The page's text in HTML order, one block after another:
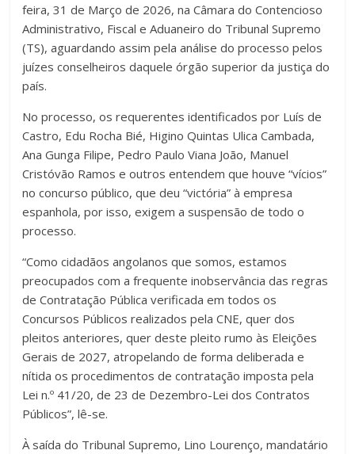
feira, 31 de Março de 2026, na Câmara do Contencioso
Administrativo, Fiscal e Aduaneiro do Tribunal Supremo
(TS), aguardando assim pela análise do processo pelos
juízes conselheiros daquele órgão superior da justiça do
país.
No processo, os requerentes identificados por Luís de
Castro, Edu Rocha Bié, Higino Quintas Ulica Cambada,
Ana Gunga Filipe, Pedro Paulo Viana João, Manuel
Cristóvão Ramos e outros entendem que houve “vícios”
no concurso público, que deu “victória” à empresa
espanhola, por isso, exigem a suspensão de todo o
processo.
“Como cidadãos angolanos que somos, estamos
preocupados com a frequente inobservância das regras
de Contratação Pública verificada em todos os
Concursos Públicos realizados pela CNE, quer dos
pleitos anteriores, quer deste pleito rumo às Eleições
Gerais de 2027, atropelando de forma deliberada e
nítida os procedimentos de contratação imposta pela
Lei n.º 41/20, de 23 de Dezembro-Lei dos Contratos
Públicos”, lê-se.
À saída do Tribunal Supremo, Lino Lourenço, mandatário